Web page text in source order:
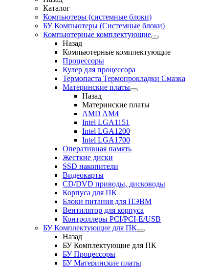
Каталог
Компьютеры (системные блоки)
БУ Компьютеры (Системные блоки)
Компьютерные комплектующие
Назад
Компьютерные комплектующие
Процессоры
Кулер для процессора
Термопаста Термопрокладки Смазка
Материнские платы
Назад
Материнские платы
AMD AM4
Intel LGA1151
Intel LGA1200
Intel LGA1700
Оперативная память
Жесткие диски
SSD накопители
Видеокарты
CD/DVD приводы, дисководы
Корпуса для ПК
Блоки питания для ПЭВМ
Вентилятор для корпуса
Контроллеры PCI/PCI-E/USB
БУ Комплектующие для ПК
Назад
БУ Комплектующие для ПК
БУ Процессоры
БУ Материнские платы